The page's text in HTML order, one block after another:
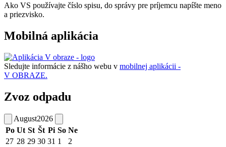
Ako VS používajte číslo spisu, do správy pre príjemcu napíšte meno
a priezvisko.
Mobilná aplikácia
Sledujte informácie z nášho webu v mobilnej aplikácii -
V OBRAZE.
Zvoz odpadu
August2026
Po Ut St Št Pi So Ne
27 28 29 30 31 1
2